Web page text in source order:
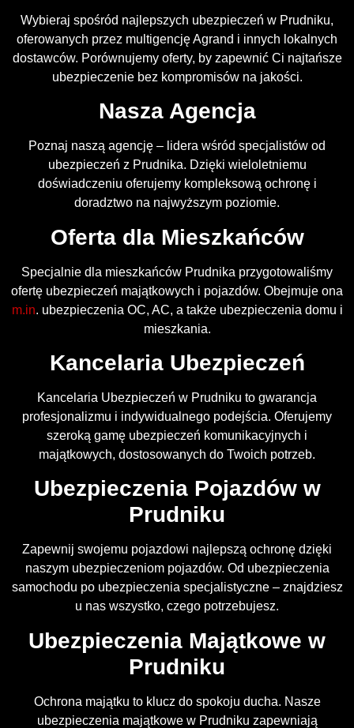
Wybieraj spośród najlepszych ubezpieczeń w Prudniku,
oferowanych przez multigencję Agrand i innych lokalnych
dostawców. Porównujemy oferty, by zapewnić Ci najtańsze
ubezpieczenie bez kompromisów na jakości.
Nasza Agencja
Poznaj naszą agencję – lidera wśród specjalistów od
ubezpieczeń z Prudnika. Dzięki wieloletniemu
doświadczeniu oferujemy kompleksową ochronę i
doradztwo na najwyższym poziomie.
Oferta dla Mieszkańców
Specjalnie dla mieszkańców Prudnika przygotowaliśmy
ofertę ubezpieczeń majątkowych i pojazdów. Obejmuje ona
m.in. ubezpieczenia OC, AC, a także ubezpieczenia domu i
mieszkania.
Kancelaria Ubezpieczeń
Kancelaria Ubezpieczeń w Prudniku to gwarancja
profesjonalizmu i indywidualnego podejścia. Oferujemy
szeroką gamę ubezpieczeń komunikacyjnych i
majątkowych, dostosowanych do Twoich potrzeb.
Ubezpieczenia Pojazdów w
Prudniku
Zapewnij swojemu pojazdowi najlepszą ochronę dzięki
naszym ubezpieczeniom pojazdów. Od ubezpieczenia
samochodu po ubezpieczenia specjalistyczne – znajdziesz
u nas wszystko, czego potrzebujesz.
Ubezpieczenia Majątkowe w
Prudniku
Ochrona majątku to klucz do spokoju ducha. Nasze
ubezpieczenia majątkowe w Prudniku zapewniają